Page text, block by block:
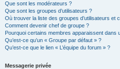
Que sont les modérateurs ?
Que sont les groupes d’utilisateurs ?
Où trouver la liste des groupes d’utilisateurs et
Comment devenir chef de groupe ?
Pourquoi certains membres apparaissent dans
Qu’est-ce qu’un « Groupe par défaut » ?
Qu’est-ce que le lien « L’équipe du forum » ?
Messagerie privée